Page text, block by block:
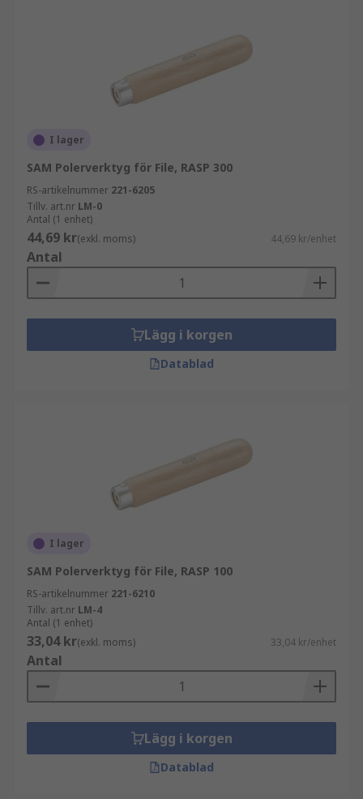
I lager
SAM Polerverktyg för File, RASP 300
RS-artikelnummer 221-6205
Tillv. art.nr LM-0
Antal (1 enhet)
44,69 kr(exkl. moms) 44,69 kr/enhet
Antal
Lägg i korgen
Datablad
I lager
SAM Polerverktyg för File, RASP 100
RS-artikelnummer 221-6210
Tillv. art.nr LM-4
Antal (1 enhet)
33,04 kr(exkl. moms) 33,04 kr/enhet
Antal
Lägg i korgen
Datablad